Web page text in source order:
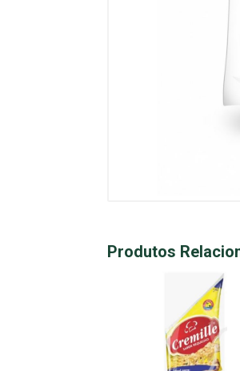
Produtos